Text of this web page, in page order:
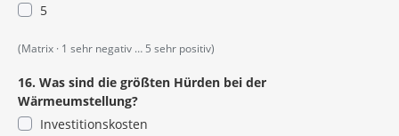
5
(Matrix · 1 sehr negativ … 5 sehr positiv)
16. Was sind die größten Hürden bei der
Wärmeumstellung?
Investitionskosten